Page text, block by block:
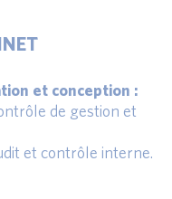
et conception :
de gestion et
et contrôle interne.